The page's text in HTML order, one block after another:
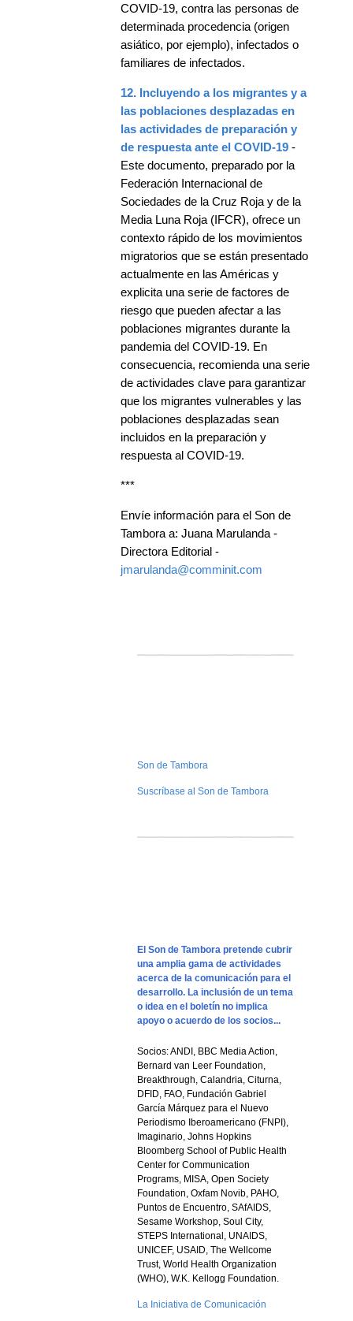
COVID-19, contra las personas de
determinada procedencia (origen
asiático, por ejemplo), infectados o
familiares de infectados.
12. Incluyendo a los migrantes y a
las poblaciones desplazadas en
las actividades de preparación y
de respuesta ante el COVID-19 -
Este documento, preparado por la
Federación Internacional de
Sociedades de la Cruz Roja y de la
Media Luna Roja (IFCR), ofrece un
contexto rápido de los movimientos
migratorios que se están presentado
actualmente en las Américas y
explicita una serie de factores de
riesgo que pueden afectar a las
poblaciones migrantes durante la
pandemia del COVID-19. En
consecuencia, recomienda una serie
de actividades clave para garantizar
que los migrantes vulnerables y las
poblaciones desplazadas sean
incluidos en la preparación y
respuesta al COVID-19.
***
Envíe información para el Son de
Tambora a: Juana Marulanda -
Directora Editorial -
jmarulanda@comminit.com
Son de Tambora
Suscríbase al Son de Tambora
El Son de Tambora pretende cubrir
una amplia gama de actividades
acerca de la comunicación para el
desarrollo. La inclusión de un tema
o idea en el boletín no implica
apoyo o acuerdo de los socios...
Socios: ANDI, BBC Media Action,
Bernard van Leer Foundation,
Breakthrough, Calandria, Citurna,
DFID, FAO, Fundación Gabriel
García Márquez para el Nuevo
Periodismo Iberoamericano (FNPI),
Imaginario, Johns Hopkins
Bloomberg School of Public Health
Center for Communication
Programs, MISA, Open Society
Foundation, Oxfam Novib, PAHO,
Puntos de Encuentro, SAfAIDS,
Sesame Workshop, Soul City,
STEPS International, UNAIDS,
UNICEF, USAID, The Wellcome
Trust, World Health Organization
(WHO), W.K. Kellogg Foundation.
La Iniciativa de Comunicación